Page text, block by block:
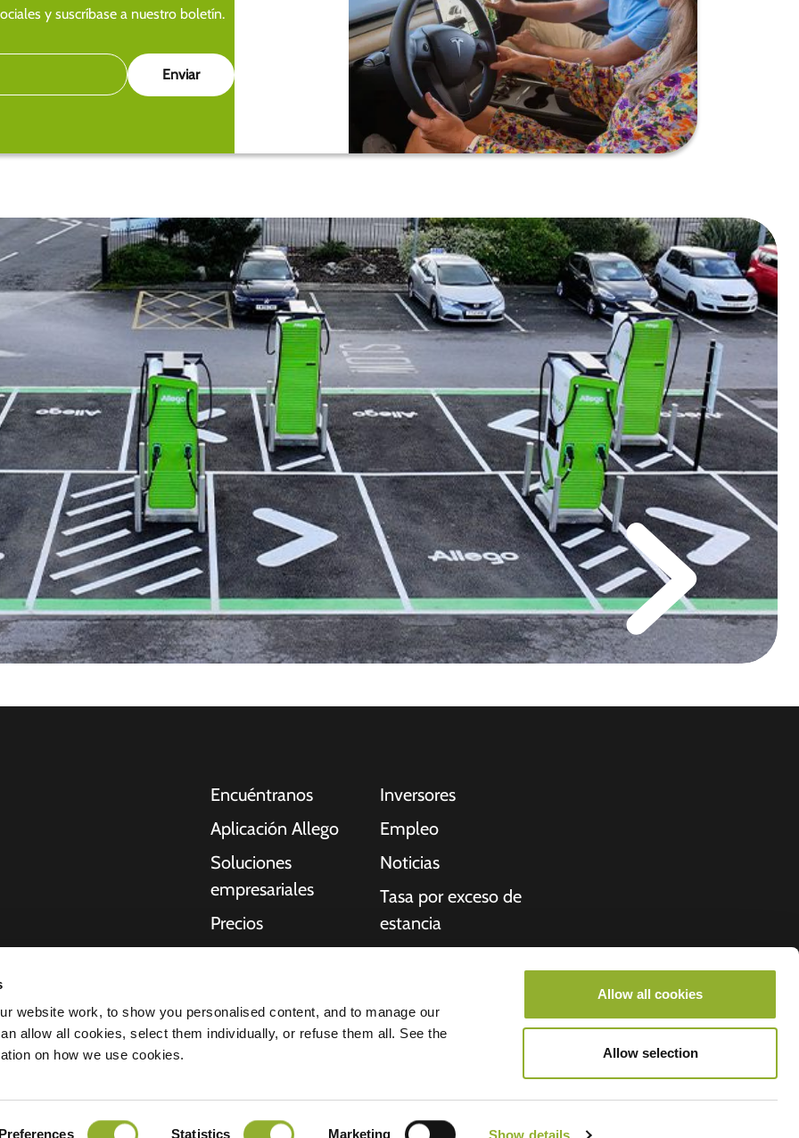
website work, to show you personalised content, and to manage our
allow all cookies, select them individually, or refuse them all. See the
on how we use cookies.
Preferences Statistics Marketing Show details
Allow all cookies
Allow selection
y suscríbase a nuestro boletín.
empresas y
a
que necesitan
de nuestros
Encuéntranos
Aplicación Allego
Soluciones
empresariales
Precios
NMBS
Inversores
Empleo
Noticias
Tasa por exceso de
estancia
Stroometiket
Todos los derechos reservados © 2026 - Allego
de confidencialidad